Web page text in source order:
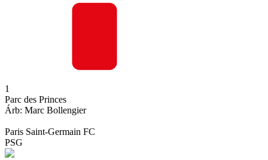
1
Parc des Princes
Árb: Marc Bollengier
Paris Saint-Germain FC
PSG